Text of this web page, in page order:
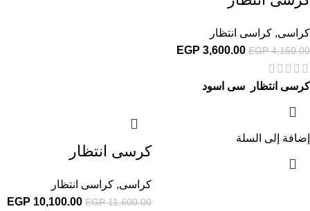
كراسى, كراسى انتظار
EGP4,150.00
EGP 3,600.00
كرسى انتظار سى اسود
إضافة إلى السلة
كرسى انتظار
كراسى, كراسى انتظار
EGP11,600.00
EGP 10,100.00